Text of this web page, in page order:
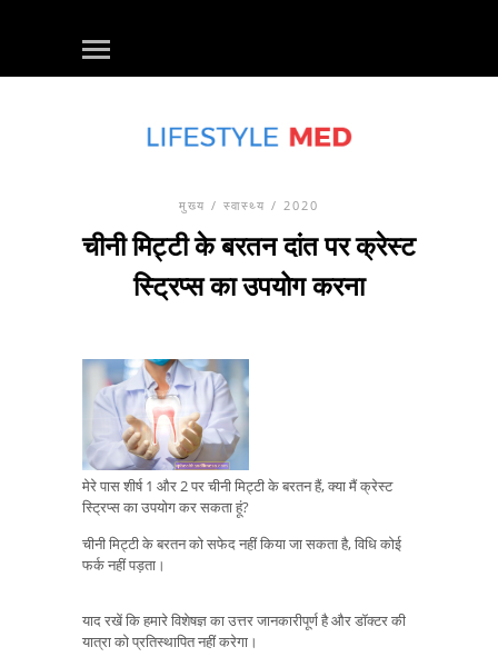
मुख्य / स्वास्थ्य / 2020
चीनी मिट्टी के बरतन दांत पर क्रेस्ट
स्ट्रिप्स का उपयोग करना
मेरे पास शीर्ष 1 और 2 पर चीनी मिट्टी के बरतन हैं, क्या मैं क्रेस्ट
स्ट्रिप्स का उपयोग कर सकता हूं?
चीनी मिट्टी के बरतन को सफेद नहीं किया जा सकता है, विधि कोई
फर्क नहीं पड़ता।
याद रखें कि हमारे विशेषज्ञ का उत्तर जानकारीपूर्ण है और डॉक्टर की
यात्रा को प्रतिस्थापित नहीं करेगा।